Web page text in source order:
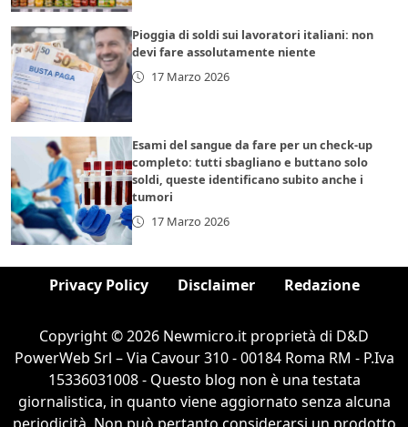
Pioggia di soldi sui lavoratori italiani: non
devi fare assolutamente niente
17 Marzo 2026
Esami del sangue da fare per un check-up
completo: tutti sbagliano e buttano solo
soldi, queste identificano subito anche i
tumori
17 Marzo 2026
Privacy Policy Disclaimer Redazione
Copyright © 2026 Newmicro.it proprietà di D&D
PowerWeb Srl – Via Cavour 310 - 00184 Roma RM - P.Iva
15336031008 - Questo blog non è una testata
giornalistica, in quanto viene aggiornato senza alcuna